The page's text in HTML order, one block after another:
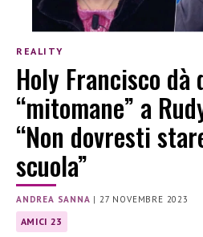
REALITY
Holy Francisco dà
“mitomane” a
“Non dovresti
scuola”
ANDREA SANNA |27 NOVEMBRE 2023
AMICI 23